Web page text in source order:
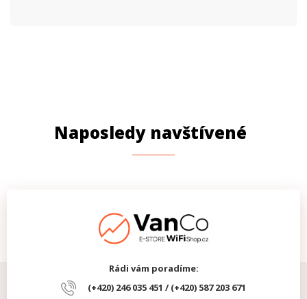
Naposledy navštívené
Rádi vám poradíme:
(+420) 246 035 451 / (+420) 587 203 671